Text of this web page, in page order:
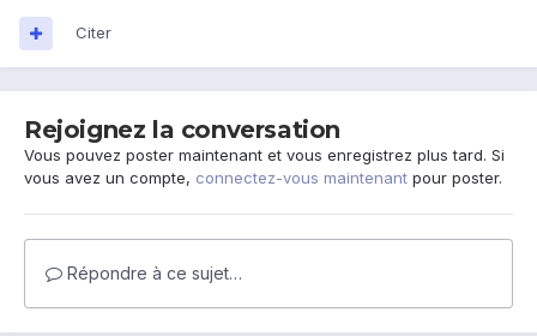
Citer
Rejoignez la conversation
Vous pouvez poster maintenant et vous enregistrez plus tard. Si
vous avez un compte, connectez-vous maintenant pour poster.
Répondre à ce sujet…